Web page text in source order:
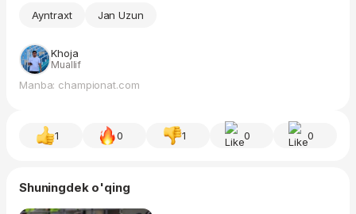
Ayntraxt Jan Uzun
Khoja
Muallif
Manba: championat.com
1 0 1 0 0
Shuningdek o'qing